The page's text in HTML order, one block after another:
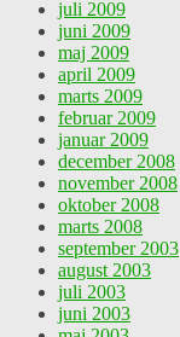
juli 2009
juni 2009
maj 2009
april 2009
marts 2009
februar 2009
januar 2009
december 2008
november 2008
oktober 2008
marts 2008
september 2003
august 2003
juli 2003
juni 2003